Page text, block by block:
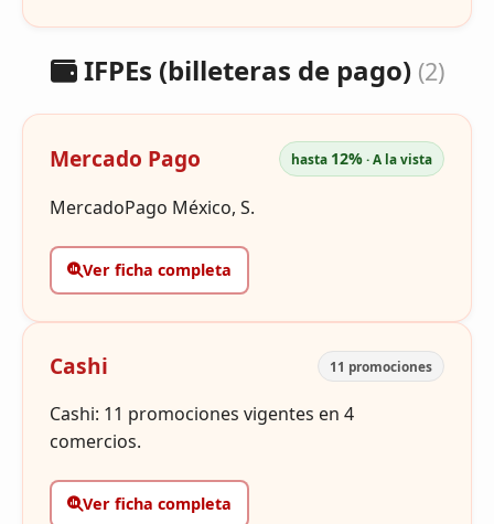
IFPEs (billeteras de pago) (2)
Mercado Pago hasta 12%· A la vista
MercadoPago México, S.
Ver ficha completa
Cashi 11 promociones
Cashi: 11 promociones vigentes en 4
comercios.
Ver ficha completa